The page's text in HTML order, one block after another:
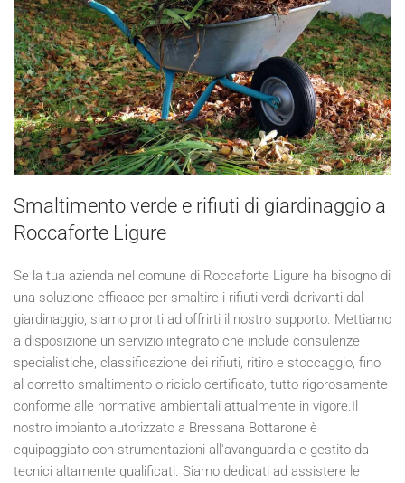
Smaltimento verde e rifiuti di giardinaggio a
Roccaforte Ligure
Se la tua azienda nel comune di Roccaforte Ligure ha bisogno di
una soluzione efficace per smaltire i rifiuti verdi derivanti dal
giardinaggio, siamo pronti ad offrirti il nostro supporto. Mettiamo
a disposizione un servizio integrato che include consulenze
specialistiche, classificazione dei rifiuti, ritiro e stoccaggio, fino
al corretto smaltimento o riciclo certificato, tutto rigorosamente
conforme alle normative ambientali attualmente in vigore.Il
nostro impianto autorizzato a Bressana Bottarone è
equipaggiato con strumentazioni all'avanguardia e gestito da
tecnici altamente qualificati. Siamo dedicati ad assistere le